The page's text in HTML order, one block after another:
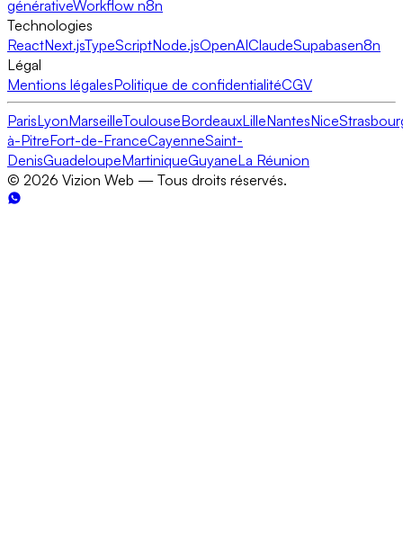
générativeWorkflow n8n
Technologies
ReactNext.jsTypeScriptNode.jsOpenAIClaudeSupabasen8n
Légal
Mentions légalesPolitique de confidentialitéCGV
ParisLyonMarseilleToulouseBordeauxLilleNantesNice
à-PitreFort-de-FranceCayenneSaint-
DenisGuadeloupeMartiniqueGuyaneLa Réunion
© 2026 Vizion Web — Tous droits réservés.